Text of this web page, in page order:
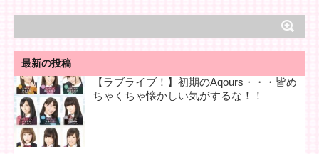
最新の投稿
【ラブライブ！】初期のAqours・・・皆め
ちゃくちゃ懐かしい気がするな！！